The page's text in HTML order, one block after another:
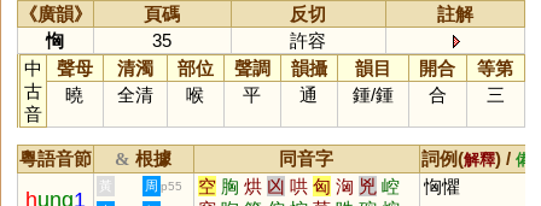
《廣韻》 頁碼 反切
註解
恟
35
許容
中
古
音
聲母 清濁 部位 聲調 韻攝 韻目 開合
等第
曉
全清 喉 平 通 鍾/鍾 合 三
粵語音節 & 根據 同音字 詞例(解釋) / 備
hung1
黃 周 p55 空 胸 烘 凶 哄 匈 洶 兇 崆
恟懼